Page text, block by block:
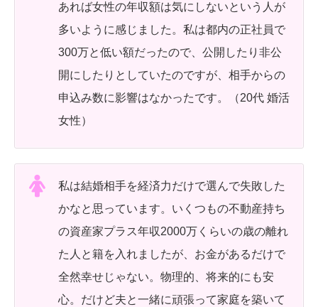
あれば女性の年収額は気にしないという人が
多いように感じました。私は都内の正社員で
300万と低い額だったので、公開したり非公
開にしたりとしていたのですが、相手からの
申込み数に影響はなかったです。（20代 婚活
女性）
私は結婚相手を経済力だけで選んで失敗した
かなと思っています。いくつもの不動産持ち
の資産家プラス年収2000万くらいの歳の離れ
た人と籍を入れましたが、お金があるだけで
全然幸せじゃない。物理的、将来的にも安
心。だけど夫と一緒に頑張って家庭を築いて